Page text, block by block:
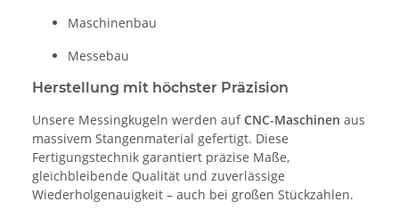
Maschinenbau
Messebau
Herstellung mit höchster Präzision
Unsere Messingkugeln werden aufCNC-Maschinen aus
massivem Stangenmaterial gefertigt. Diese
Fertigungstechnik garantiert präzise Maße,
gleichbleibende Qualität und zuverlässige
Wiederholgenauigkeit – auch bei großen Stückzahlen.